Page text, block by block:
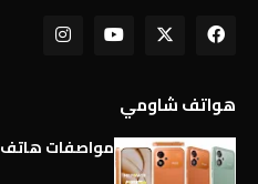
هواتف شاومي
مواصفات هاتف Xiaomi Poco M8 Power كاملة